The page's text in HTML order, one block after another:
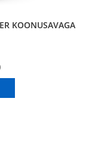
KOONUSAVAGA